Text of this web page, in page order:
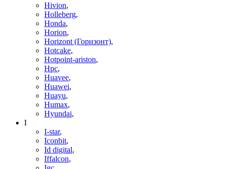
Hivion,
Holleberg,
Honda,
Horion,
Horizont (Горизонт),
Hotcake,
Hotpoint-ariston,
Hpc,
Huavee,
Huawei,
Huayu,
Humax,
Hyundai,
I
I-star,
Iconbit,
Id digital,
Iffalcon,